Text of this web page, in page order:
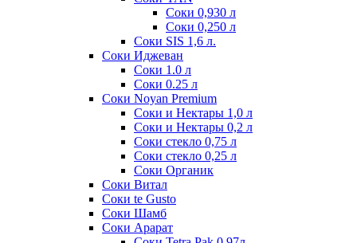
Соки 0,930 л
Соки 0,250 л
Соки SIS 1,6 л.
Соки Иджеван
Соки 1.0 л
Соки 0.25 л
Соки Noyan Premium
Соки и Нектары 1,0 л
Соки и Нектары 0,2 л
Соки стекло 0,75 л
Соки стекло 0,25 л
Соки Органик
Соки Витал
Соки te Gusto
Соки Шамб
Соки Арарат